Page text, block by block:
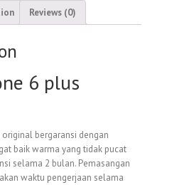
Reviews (0)
6 plus
original bergaransi dengan
baik warma yang tidak pucat
selama 2 bulan. Pemasangan
waktu pengerjaan selama